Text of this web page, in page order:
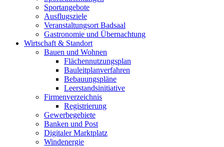
Sportangebote
Ausflugsziele
Veranstaltungsort Badsaal
Gastronomie und Übernachtung
Wirtschaft & Standort
Bauen und Wohnen
Flächennutzungsplan
Bauleitplanverfahren
Bebauungspläne
Leerstandsinitiative
Firmenverzeichnis
Registrierung
Gewerbegebiete
Banken und Post
Digitaler Marktplatz
Windenergie